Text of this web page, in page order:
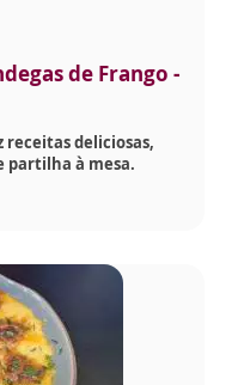
de Frango -
receitas deliciosas,
partilha à mesa.